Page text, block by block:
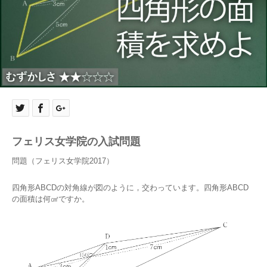
フェリス女学院の入試問題
問題（フェリス女学院2017）
四角形ABCDの対角線が図のように，交わっています。四角形ABCD
の面積は何㎠ですか。